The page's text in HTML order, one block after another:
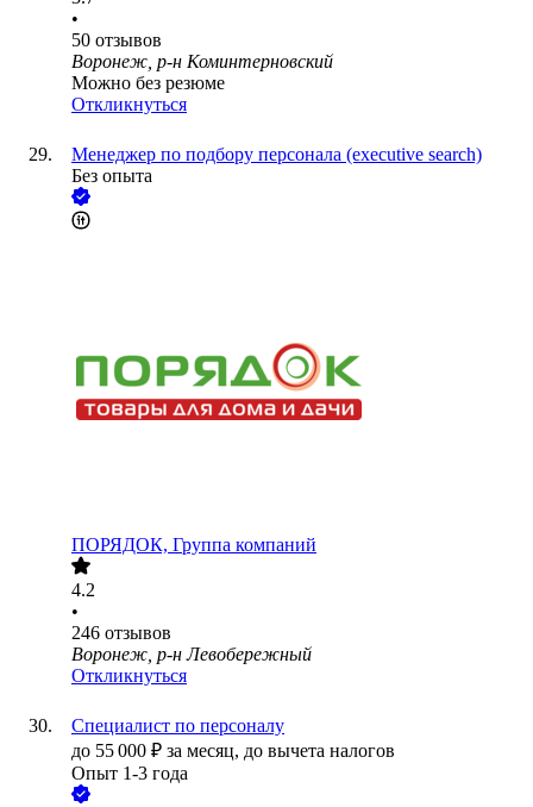
•
50 отзывов
Воронеж, р-н Коминтерновский
Можно без резюме
Откликнуться
Менеджер по подбору персонала (executive search)
Без опыта
ПОРЯДОК, Группа компаний
4.2
•
246 отзывов
Воронеж, р-н Левобережный
Откликнуться
Специалист по персоналу
до 55 000 ₽ за месяц, до вычета налогов
Опыт 1-3 года